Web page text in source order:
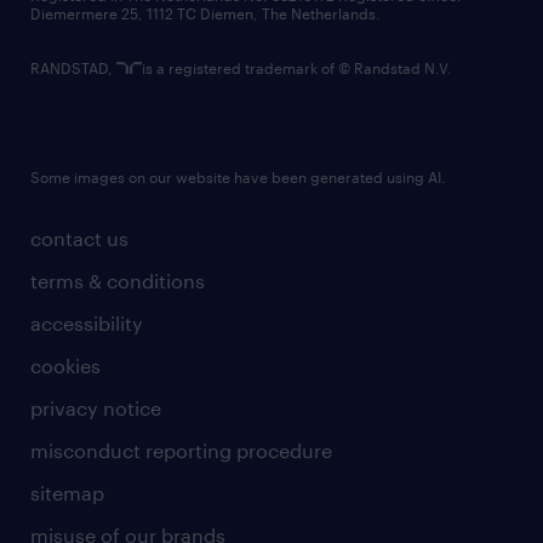
contact us
terms & conditions
accessibility
cookies
privacy notice
misconduct reporting procedure
sitemap
misuse of our brands
Diemermere 25, 1112 TC Diemen, The Netherlands.
RANDSTAD, is a registered trademark of © Randstad N.V.
Some images on our website have been generated using AI.